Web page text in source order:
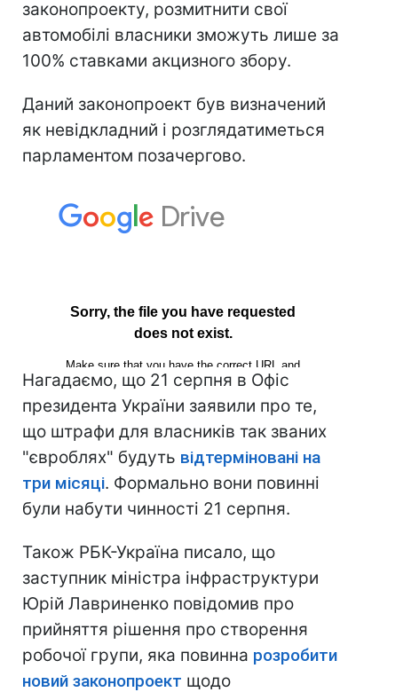
законопроекту, розмитнити свої
автомобілі власники зможуть лише за
100% ставками акцизного збору.
Даний законопроект був визначений
як невідкладний і розглядатиметься
парламентом позачергово.
Нагадаємо, що 21 серпня в Офіс
президента України заявили про те,
що штрафи для власників так званих
"євроблях" будуть відтерміновані на
три місяці. Формально вони повинні
були набути чинності 21 серпня.
Також РБК-Україна писало, що
заступник міністра інфраструктури
Юрій Лавриненко повідомив про
прийняття рішення про створення
робочої групи, яка повинна розробити
новий законопроект щодо